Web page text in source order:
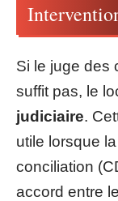
Si le juge des
suffit pas, le
judiciaire.
utile lorsque
conciliation
accord entre